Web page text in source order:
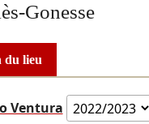
Gonesse
du lieu
Ventura